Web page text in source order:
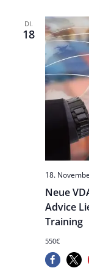
DI.
18
Neue
Advice
Training
18.
550€